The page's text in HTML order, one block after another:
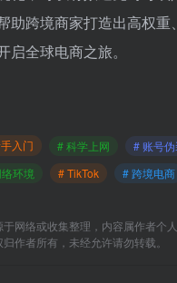
助跨境商家打造出高权重
启全球电商之旅。
入门 # 科学上网
# 账号伪
环境
# TikTok # 跨境电商
于网络或收集整理，内容属作者个
作者所有，未经允许请勿转载。